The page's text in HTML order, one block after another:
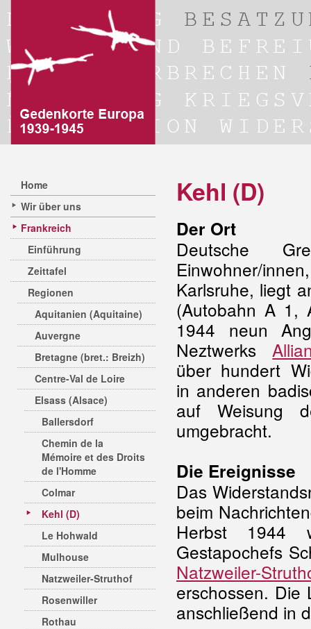
Home
Wir über uns
Frankreich
Einführung
Zeittafel
Regionen
Aquitanien (Aquitaine)
Auvergne
Bretagne (bret.: Breizh)
Centre-Val de Loire
Elsass (Alsace)
Ballersdorf
Chemin de la
Mémoire et des Droits
de l'Homme
Colmar
Kehl (D)
Le Hohwald
Mulhouse
Natzweiler-Struthof
Rosenwiller
Rothau
Kehl (D)
Der Ort
Deutsche
Einwohner/
Karlsruhe, liegt
(Autobahn A 1,
1944 neun
Neztwerks
über hundert
in anderen
auf Weisung
umgebracht.
Die Ereignisse
Das
beim
Herbst 1944
Gestapochefs
Natzweiler-
erschossen. Die
anschließend in